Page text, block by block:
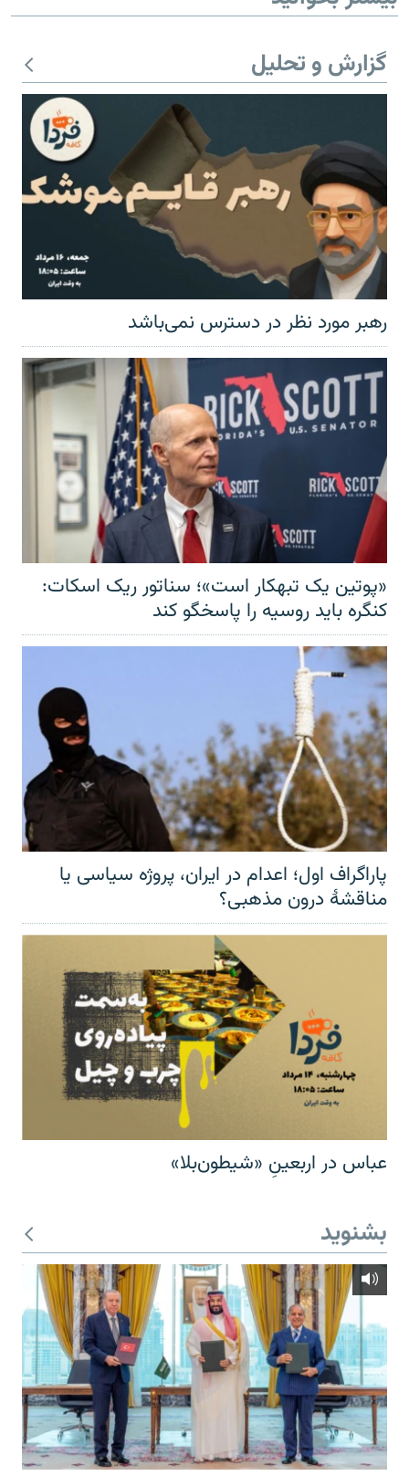
گزارش و تحلیل
رهبر مورد نظر در دسترس نمی‌باشد
«پوتین یک تبهکار است»؛ سناتور ریک اسکات:
کنگره باید روسیه را پاسخگو کند
پاراگراف اول؛ اعدام در ایران، پروژه سیاسی یا
مناقشهٔ درون مذهبی؟
عباس در اربعینِ «شیطون‌بلا»
بشنوید